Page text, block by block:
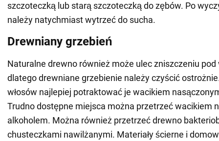
szczoteczką lub starą szczoteczką do zębów. Po
należy natychmiast wytrzeć do sucha.
Drewniany grzebień
Naturalne drewno również może ulec zniszczeniu pod
dlatego drewniane grzebienie należy czyścić
włosów najlepiej potraktować je wacikiem
Trudno dostępne miejsca można przetrzeć wacikiem
alkoholem. Można również przetrzeć drewno
chusteczkami nawilżanymi. Materiały ścierne i